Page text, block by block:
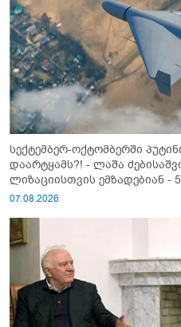
სექტემბერ-ოქტომბერში
დაარტყამს?! - ლაშა
ლიზაციისთვის ემზადებიან -
გაიწვიონ ომში"
07.08.2026